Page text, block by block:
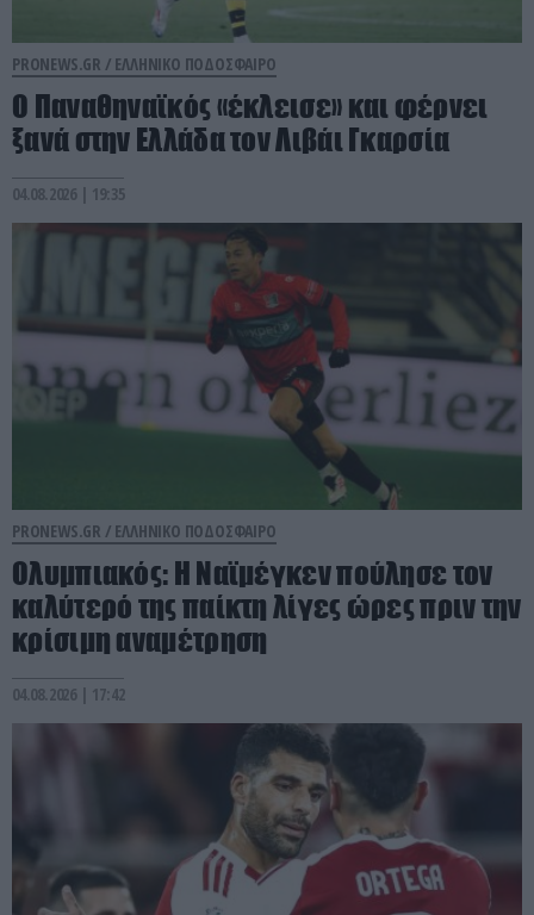
PRONEWS.GR / ΕΛΛΗΝΙΚΟ ΠΟΔΟΣΦΑΙΡΟ
Ο Παναθηναϊκός «έκλεισε» και φέρνει
ξανά στην Ελλάδα τον Λιβάι Γκαρσία
04.08.2026 | 19:35
PRONEWS.GR / ΕΛΛΗΝΙΚΟ ΠΟΔΟΣΦΑΙΡΟ
Ολυμπιακός: Η Ναϊμέγκεν πούλησε τον
καλύτερό της παίκτη λίγες ώρες πριν την
κρίσιμη αναμέτρηση
04.08.2026 | 17:42